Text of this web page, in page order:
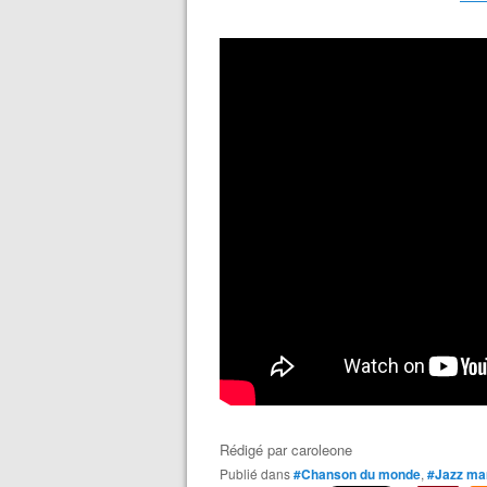
Rédigé parcaroleone
Publié dans#Chanson du monde, #Jazz